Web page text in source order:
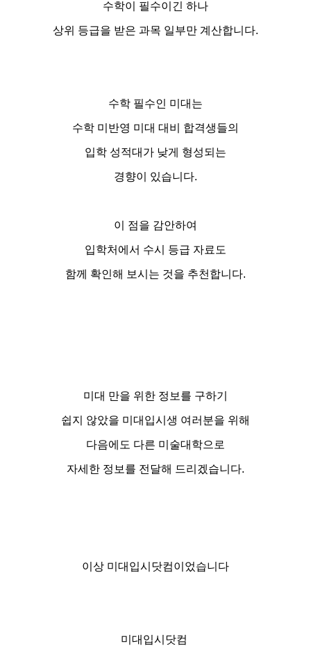
수학이 필수이긴 하나
상위 등급을 받은 과목 일부만 계산합니다.
수학 필수인 미대는
수학 미반영 미대 대비 합격생들의
입학 성적대가 낮게 형성되는
경향이 있습니다.
이 점을 감안하여
입학처에서 수시 등급 자료도
함께 확인해 보시는 것을 추천합니다.
미대 만을 위한 정보를 구하기
쉽지 않았을 미대입시생 여러분을 위해
다음에도 다른 미술대학으로
자세한 정보를 전달해 드리겠습니다.
이상 미대입시닷컴이었습니다
미대입시닷컴